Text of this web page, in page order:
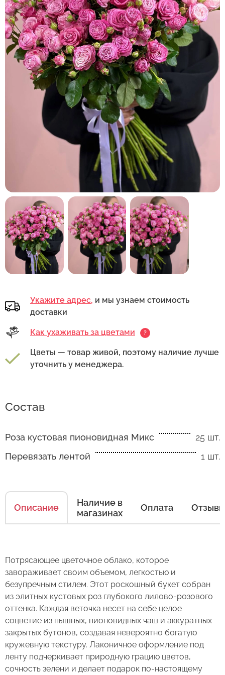
Укажите адрес, и мы узнаем стоимость
доставки
Как ухаживать за цветами ?
Цветы — товар живой, поэтому наличие лучше
уточнить у менеджера.
Состав
Роза кустовая пионовидная Микс
25 шт.
Перевязать лентой
1 шт.
Описание
Наличие в
магазинах
Оплата Отзывы
Потрясающее цветочное облако, которое
завораживает своим объемом, легкостью и
безупречным стилем. Этот роскошный букет собран
из элитных кустовых роз глубокого лилово-розового
оттенка. Каждая веточка несет на себе целое
соцветие из пышных, пионовидных чаш и аккуратных
закрытых бутонов, создавая невероятно богатую
кружевную текстуру. Лаконичное оформление под
ленту подчеркивает природную грацию цветов,
сочность зелени и делает подарок по-настоящему
Оставьте свой отзыв
Сервис:
Есть несколько простых правил, чтобы цветы
в Вашем букете или композиции сохраняли
Правила ухода за срезанными цветами:
1. Переносите букеты в транспортировочной
бумаге.
в холодное время года на улице.
3. Если Вы перевозите букет, убедитесь, что
он правильно упакован. В зимнее время, даже
кнопку "Выбрать".
Букет из 25 роз "Розовое